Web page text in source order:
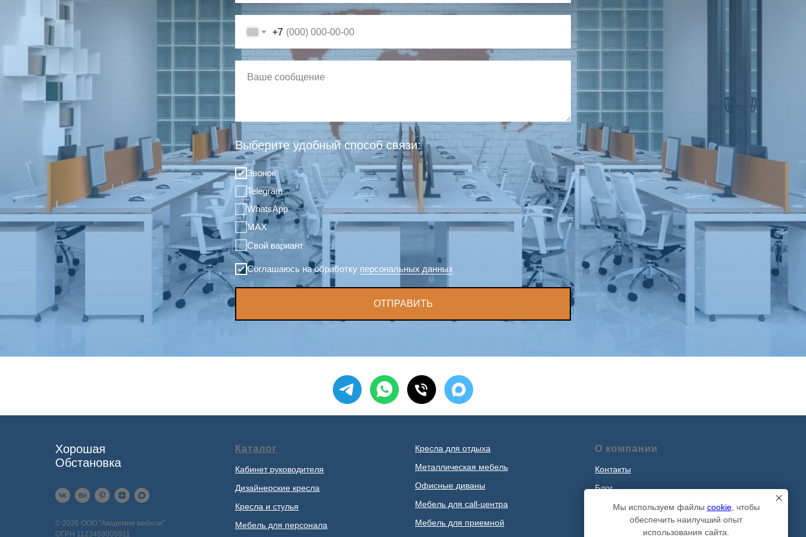
+7
Выберите удобный способ связи:
Звонок
Telegram
WhatsApp
MAX
Свой вариант
Соглашаюсь на обработку персональных данных
ОТПРАВИТЬ
Мы используем файлы cookie, чтобы
обеспечить наилучший опыт
использования сайта.
Хорошая
Обстановка
© 2026 ООО "Академия мебели"
ОГРН 1123459005911
Каталог
Кабинет руководителя
Дизайнерские кресла
Кресла и стулья
Мебель для персонала
Кресла для отдыха
Металлическая мебель
Офисные диваны
Мебель для call-центра
Мебель для приемной
О компании
Контакты
Блог
Наши проекты
Политика обработки персональных